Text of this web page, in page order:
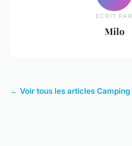
ECRIT PAR
Milo
← Voir tous les articles Camping